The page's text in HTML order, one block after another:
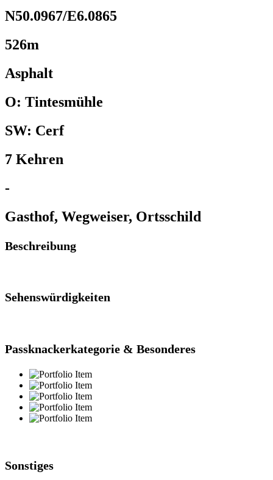
N50.0967/E6.0865
526m
Asphalt
O: Tintesmühle
SW: Cerf
7 Kehren
-
Gasthof, Wegweiser, Ortsschild
Beschreibung
Sehenswürdigkeiten
Passknackerkategorie & Besonderes
Sonstiges